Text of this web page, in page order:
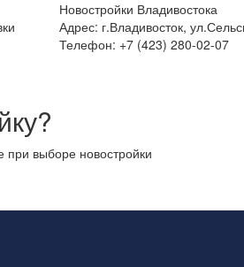
Новостройки Владивостока
Адрес: г.Владивосток,
Телефон: +7 (423) 280-02-07
при выборе новостройки